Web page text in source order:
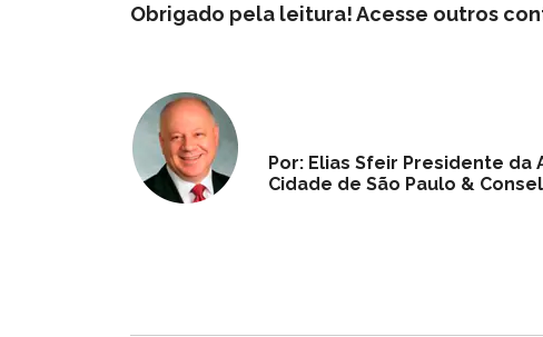
Obrigado pela leitura! Acesse outros
Por: Elias Sfeir Presidente da
Cidade de São Paulo &